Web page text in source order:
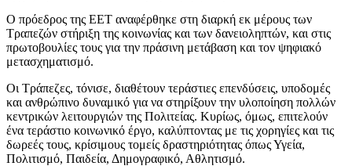
Ο πρόεδρος της ΕΕΤ αναφέρθηκε στη διαρκή εκ μέρους των
Τραπεζών στήριξη της κοινωνίας και των δανειοληπτών, και στις
πρωτοβουλίες τους για την πράσινη μετάβαση και τον ψηφιακό
μετασχηματισμό.
Οι Τράπεζες, τόνισε, διαθέτουν τεράστιες επενδύσεις, υποδομές
και ανθρώπινο δυναμικό για να στηρίξουν την υλοποίηση πολλών
κεντρικών λειτουργιών της Πολιτείας. Κυρίως, όμως, επιτελούν
ένα τεράστιο κοινωνικό έργο, καλύπτοντας με τις χορηγίες και τις
δωρεές τους, κρίσιμους τομείς δραστηριότητας όπως Υγεία,
Πολιτισμό, Παιδεία, Δημογραφικό, Αθλητισμό.